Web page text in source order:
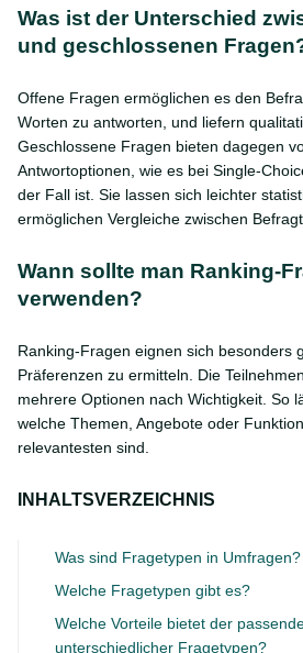
INHALTSVERZEICHNIS
Was sind Fragetypen in Umfragen?
Welche Fragetypen gibt es?
Welche Vorteile bietet der
unterschiedlicher Fragetypen?
Was ist der Unterschied
und geschlossenen
Offene Fragen ermöglichen es den
Worten zu antworten, und liefern
Geschlossene Fragen bieten dagegen
Antwortoptionen, wie es bei Single-
der Fall ist. Sie lassen sich leichter
ermöglichen Vergleiche zwischen
Wann sollte man Ranking-
verwenden?
Ranking-Fragen eignen sich besonders
Präferenzen zu ermitteln. Die
mehrere Optionen nach Wichtigkeit. So
welche Themen, Angebote oder
relevantesten sind.